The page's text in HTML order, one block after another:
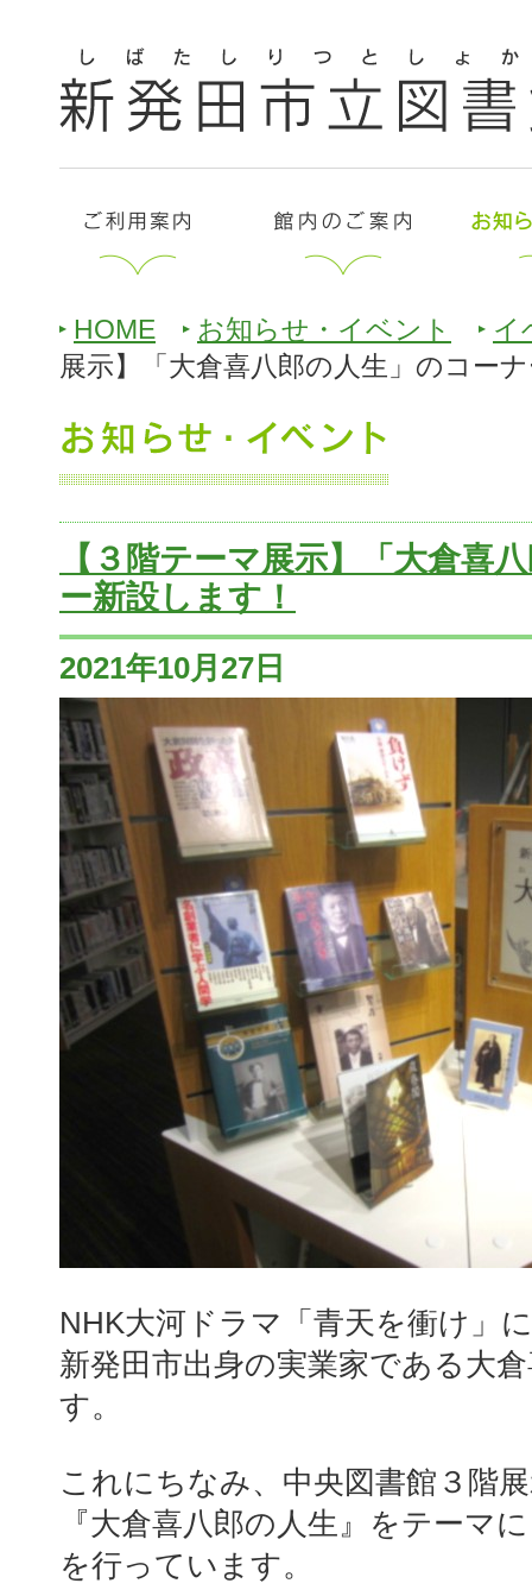
HOME お知らせ・イベント
イ
展示】「大倉喜八郎の人生」のコー
【３階テーマ展示】「大倉喜
ー新設します！
2021年10月27日
NHK大河ドラマ「青天を衝け」
新発田市出身の実業家である大
す。
これにちなみ、中央図書館３階
『大倉喜八郎の人生』をテーマ
を行っています。